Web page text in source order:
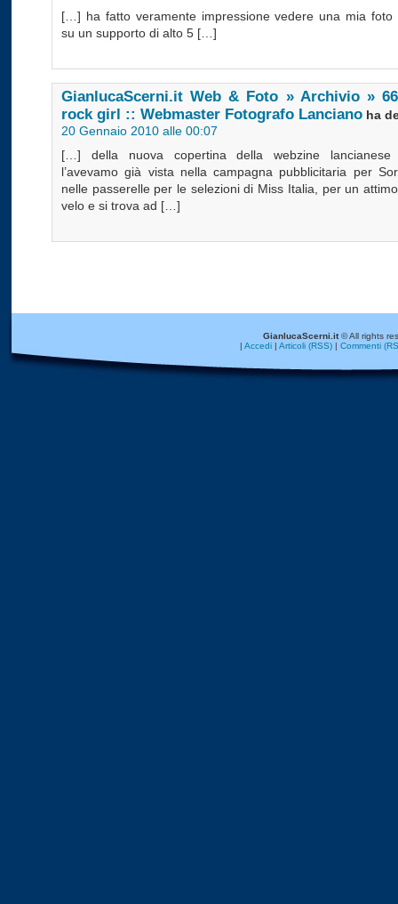
[…] ha fatto veramente impressione vedere una mia foto
su un supporto di alto 5 […]
GianlucaScerni.it Web & Foto » Archivio »
rock girl :: Webmaster Fotografo Lanciano ha
20 Gennaio 2010 alle 00:07
[…] della nuova copertina della webzine lancianese
l’avevamo già vista nella campagna pubblicitaria per
nelle passerelle per le selezioni di Miss Italia, per un
velo e si trova ad […]
GianlucaScerni.it© All rights
| Accedi| Articoli (RSS)| Commenti